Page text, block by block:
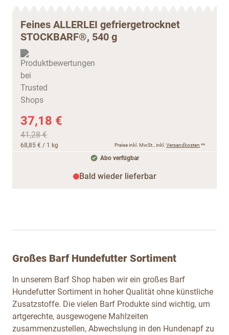
Feines ALLERLEI gefriergetrocknet
STOCKBARF®, 540 g
37,18 €
41,28 €
68,85 € / 1 kg Preise inkl. MwSt., inkl. Versandkosten **
Abo verfügbar
Bald wieder lieferbar
Großes Barf Hundefutter Sortiment
In unserem Barf Shop haben wir ein großes Barf
Hundefutter Sortiment in hoher Qualität ohne künstliche
Zusatzstoffe. Die vielen Barf Produkte sind wichtig, um
artgerechte, ausgewogene Mahlzeiten
zusammenzustellen, Abwechslung in den Hundenapf zu